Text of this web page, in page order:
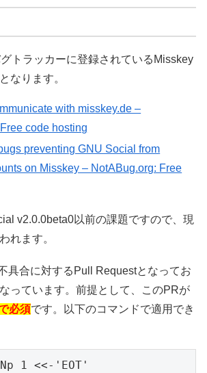
トラッカーに登録されているMisskey
なります。
with misskey.de –
code hosting
preventing GNU Social from
on Misskey – NotABug.org: Free
v2.0.0beta0以前の課題ですので、現
れます。
具合に対するPull Requestとなってお
っています。前提として、このPRが
必須です。以下のコマンドで適用でき
1 <<-'EOT'